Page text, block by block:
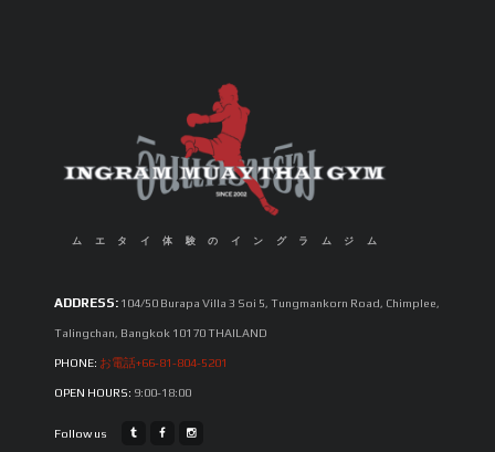
ムエタイ体験のイングラムジム
ADDRESS: 104/50 Burapa Villa 3 Soi 5, Tungmankorn Road, Chimplee,
Talingchan, Bangkok 10170 THAILAND
PHONE: お電話+66-81-804-5201
OPEN HOURS: 9:00-18:00
Follow us